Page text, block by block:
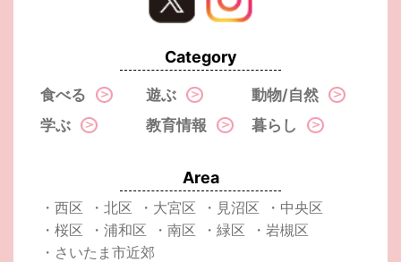
Category
食べる 遊ぶ
動物/自然
学ぶ
教育情報 暮らし
Area
・西区 ・北区 ・大宮区 ・見沼区
・中央区
・桜区
・浦和区 ・南区 ・緑区
・岩槻区
・さいたま市近郊